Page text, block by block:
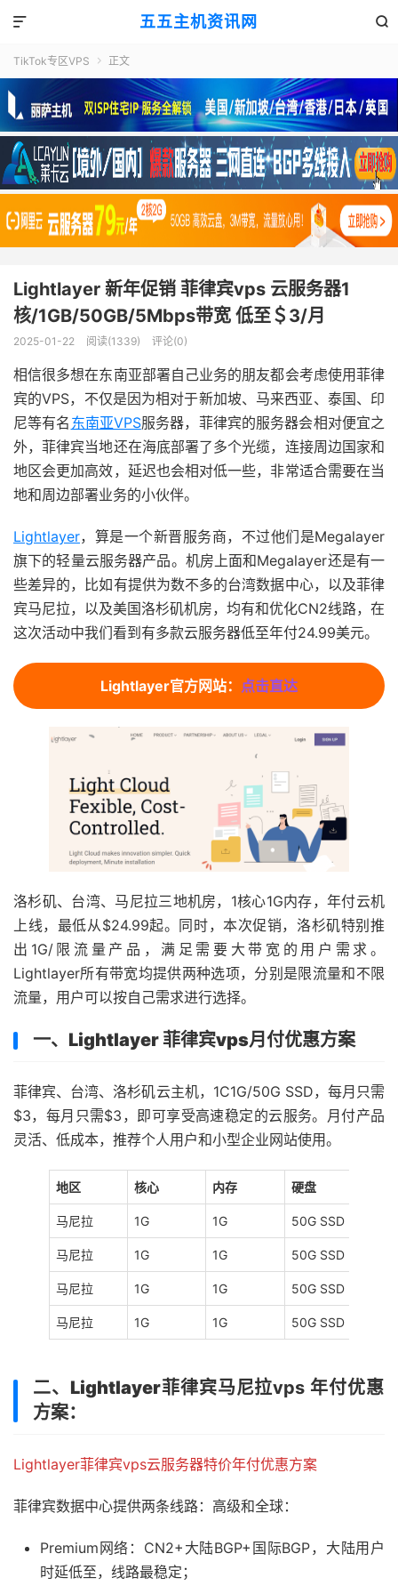
五五主机资讯网 

TikTok专区VPS  正文
Lightlayer 新年促销 菲律宾vps 云服务器1
核/1GB/50GB/5Mbps带宽 低至＄3/月
2025-01-22 阅读(1339) 评论(0)
相信很多想在东南亚部署自己业务的朋友都会考虑使用菲律
宾的VPS，不仅是因为相对于新加坡、马来西亚、泰国、印
尼等有名 东南亚VPS服务器，菲律宾的服务器会相对便宜之
外，菲律宾当地还在海底部署了多个光缆，连接周边国家和
地区会更加高效，延迟也会相对低一些，非常适合需要在当
地和周边部署业务的小伙伴。
Lightlayer，算是一个新晋服务商，不过他们是Megalayer
旗下的轻量云服务器产品。机房上面和Megalayer还是有一
些差异的，比如有提供为数不多的台湾数据中心，以及菲律
宾马尼拉，以及美国洛杉矶机房，均有和优化CN2线路，在
这次活动中我们看到有多款云服务器低至年付24.99美元。
Lightlayer官方网站： 点击直达
洛杉矶、台湾、马尼拉三地机房，1核心1G内存，年付云机
上线，最低从$24.99起。同时，本次促销，洛杉矶特别推
出1G/限流量产品，满足需要大带宽的用户需求。
Lightlayer所有带宽均提供两种选项，分别是限流量和不限
流量，用户可以按自己需求进行选择。
一、Lightlayer 菲律宾vps月付优惠方案
菲律宾、台湾、洛杉矶云主机，1C1G/50G SSD，每月只需
$3，每月只需$3，即可享受高速稳定的云服务。月付产品
灵活、低成本，推荐个人用户和小型企业网站使用。
地区 核心 内存 硬盘
马尼拉 1G 1G 50G SSD
马尼拉 1G 1G 50G SSD
马尼拉 1G 1G 50G SSD
马尼拉 1G 1G 50G SSD
二、 Lightlayer菲律宾马尼拉vps 年付优惠
方案：
Lightlayer菲律宾vps云服务器特价年付优惠方案
菲律宾数据中心提供两条线路：高级和全球：
Premium网络：CN2+大陆BGP+国际BGP，大陆用户
时延低至，线路最稳定；